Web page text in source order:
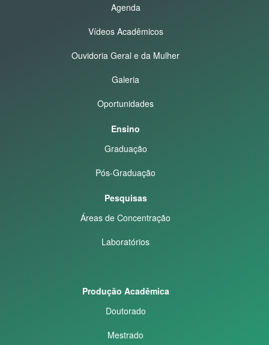
Agenda
Vídeos Acadêmicos
Ouvidoria Geral e da Mulher
Galeria
Oportunidades
Ensino
Graduação
Pós-Graduação
Pesquisas
Áreas de Concentração
Laboratórios
Produção Acadêmica
Doutorado
Mestrado